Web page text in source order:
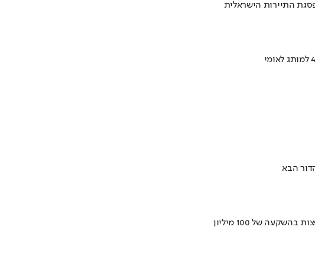
התיירות הישראלית
הבא